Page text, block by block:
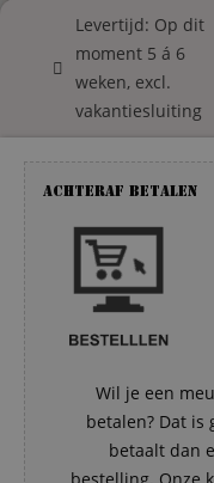
Levertijd: Op dit
moment 5 á 6
weken, excl.
vakantiesluiting
Achteraf betalen
Wil je een
betalen? Dat is
betaalt dan
bestelling. Onze